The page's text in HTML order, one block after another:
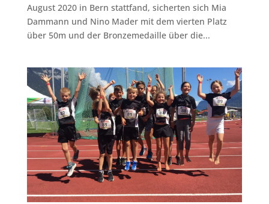
August 2020 in Bern stattfand, sicherten sich Mia
Dammann und Nino Mader mit dem vierten Platz
über 50m und der Bronzemedaille über die...